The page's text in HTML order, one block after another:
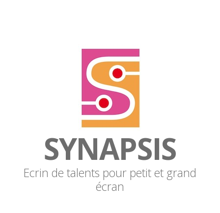
SYNAPSIS
Ecrin de talents pour petit et grand
écran